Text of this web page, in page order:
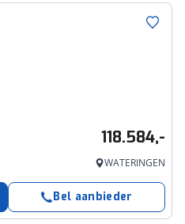
118.584,-
WATERINGEN
Bel aanbieder